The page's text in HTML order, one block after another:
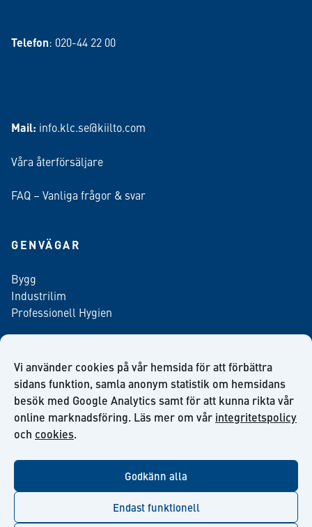
Vi använder cookies på vår hemsida för att förbättra
sidans funktion, samla anonym statistik om hemsidans
besök med Google Analytics samt för att kunna rikta vår
online marknadsföring. Läs mer om vår integritetspolicy
och cookies.
Godkänn alla
Endast funktionell
Telefon: 020-44 22 00
Mail: info.klc.se@kiilto.com
Våra återförsäljare
FAQ – Vanliga frågor & svar
GENVÄGAR
Bygg
Industrilim
Professionell Hygien
Anmäl dig till vårt nyhetsbrev